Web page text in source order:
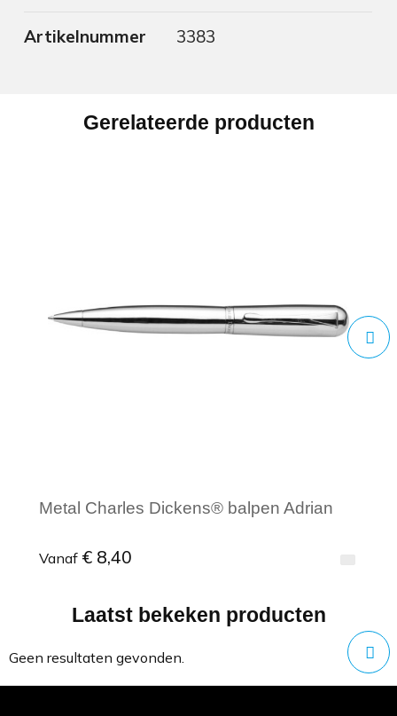
Artikelnummer 3383
Gerelateerde producten
Metal Charles Dickens® balpen Adrian
Vanaf € 8,40
Minimale afname: 1
Laatst bekeken producten
Geen resultaten gevonden.